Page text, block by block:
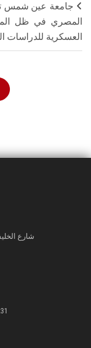
جامعة عين شمس
المصري في ظل
العسكرية للدراسات
شارع